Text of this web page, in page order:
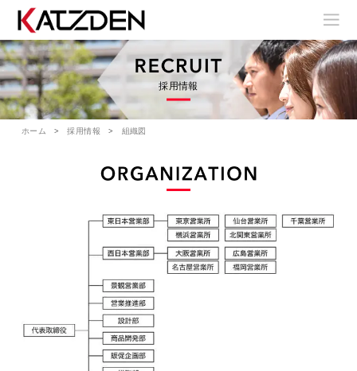
採用情報
ホーム 採用情報 組織図